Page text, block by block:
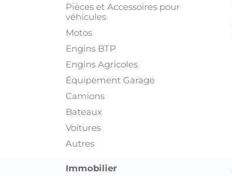
Pièces et Accessoires pour
véhicules
Motos
Engins BTP
Engins Agricoles
Équipement Garage
Camions
Bateaux
Voitures
Autres
Immobilier